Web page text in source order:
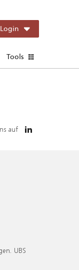
Login
Tools
auf
UBS